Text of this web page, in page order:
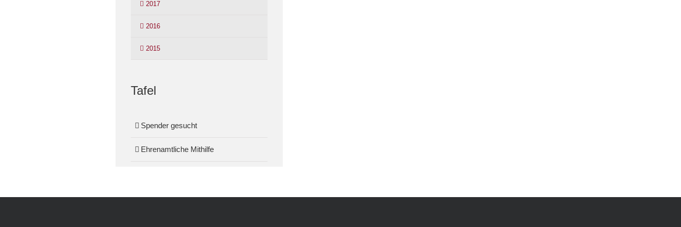
2017
2016
2015
Tafel
Spender gesucht
Ehrenamtliche Mithilfe